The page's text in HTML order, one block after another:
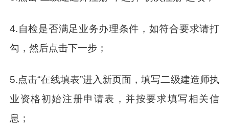
4.自检是否满足业务办理条件，如符合要求请打
勾，然后点击下一步；
5.点击“在线填表”进入新页面，填写二级建造师执
业资格初始注册申请表，并按要求填写相关信
息；